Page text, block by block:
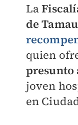
La
de
quien
presunto
joven
en